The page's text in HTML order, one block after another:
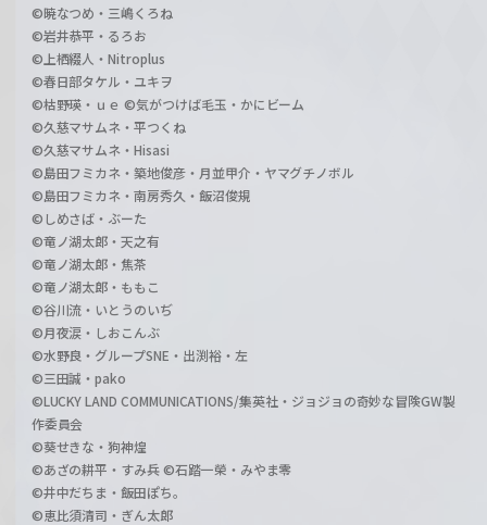
©暁なつめ・三嶋くろね
©岩井恭平・るろお
©上栖綴人・Nitroplus
©春日部タケル・ユキヲ
©枯野瑛・ｕｅ ©気がつけば毛玉・かにビーム
©久慈マサムネ・平つくね
©久慈マサムネ・Hisasi
©島田フミカネ・築地俊彦・月並甲介・ヤマグチノボル
©島田フミカネ・南房秀久・飯沼俊規
©しめさば・ぶーた
©竜ノ湖太郎・天之有
©竜ノ湖太郎・焦茶
©竜ノ湖太郎・ももこ
©谷川流・いとうのいぢ
©月夜涙・しおこんぶ
©水野良・グループSNE・出渕裕・左
©三田誠・pako
©LUCKY LAND COMMUNICATIONS/集英社・ジョジョの奇妙な冒険GW製
作委員会
©葵せきな・狗神煌
©あざの耕平・すみ兵 ©石踏一榮・みやま零
©井中だちま・飯田ぽち。
©恵比須清司・ぎん太郎